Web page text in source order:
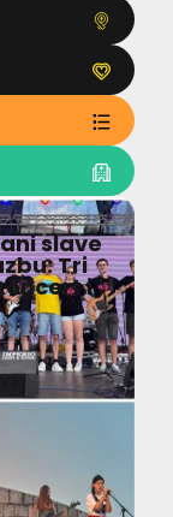
slave
Tri
i